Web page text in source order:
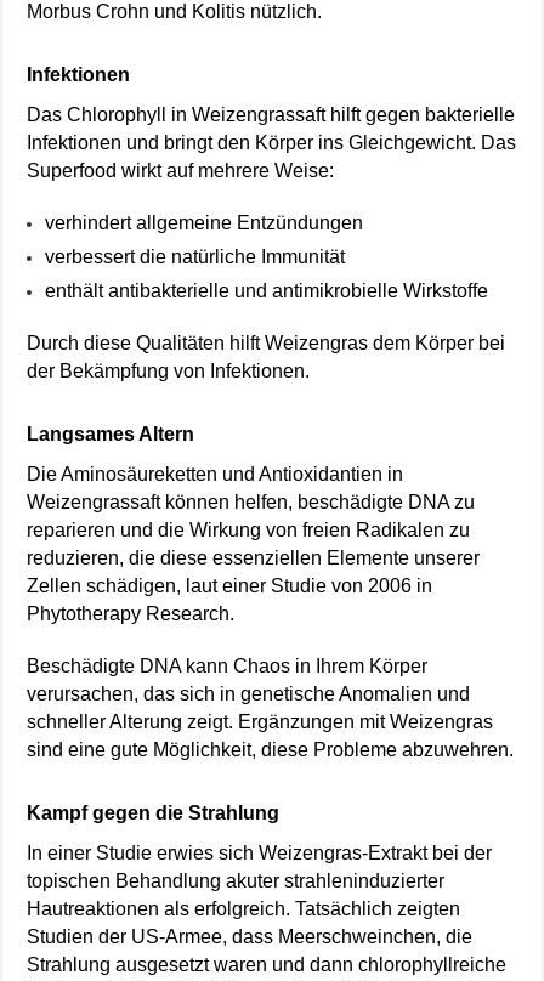
Morbus Crohn und Kolitis nützlich.
Infektionen
Das Chlorophyll in Weizengrassaft hilft gegen bakterielle
Infektionen und bringt den Körper ins Gleichgewicht. Das
Superfood wirkt auf mehrere Weise:
verhindert allgemeine Entzündungen
verbessert die natürliche Immunität
enthält antibakterielle und antimikrobielle Wirkstoffe
Durch diese Qualitäten hilft Weizengras dem Körper bei
der Bekämpfung von Infektionen.
Langsames Altern
Die Aminosäureketten und Antioxidantien in
Weizengrassaft können helfen, beschädigte DNA zu
reparieren und die Wirkung von freien Radikalen zu
reduzieren, die diese essenziellen Elemente unserer
Zellen schädigen, laut einer Studie von 2006 in
Phytotherapy Research.
Beschädigte DNA kann Chaos in Ihrem Körper
verursachen, das sich in genetische Anomalien und
schneller Alterung zeigt. Ergänzungen mit Weizengras
sind eine gute Möglichkeit, diese Probleme abzuwehren.
Kampf gegen die Strahlung
In einer Studie erwies sich Weizengras-Extrakt bei der
topischen Behandlung akuter strahleninduzierter
Hautreaktionen als erfolgreich. Tatsächlich zeigten
Studien der US-Armee, dass Meerschweinchen, die
Strahlung ausgesetzt waren und dann chlorophyllreiche